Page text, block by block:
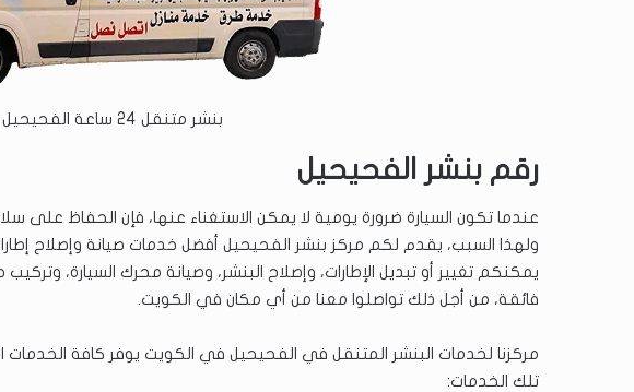
بنشر متنقل 24 ساعة الفحيحيل
رقم بنشر الفحيحيل
عندما تكون السيارة ضرورة يومية لا يمكن الاستغناء عنها، فإن الحفاظ على
ولهذا السبب، يقدم لكم مركز بنشر الفحيحيل أفضل خدمات صيانة وإصلاح
يمكنكم تغيير أو تبديل الإطارات، وإصلاح البنشر، وصيانة محرك السيارة،
فائقة، من أجل ذلك تواصلوا معنا من أي مكان في الكويت.
مركزنا لخدمات البنشر المتنقل في الفحيحيل في الكويت يوفر كافة الخدمات
تلك الخدمات: